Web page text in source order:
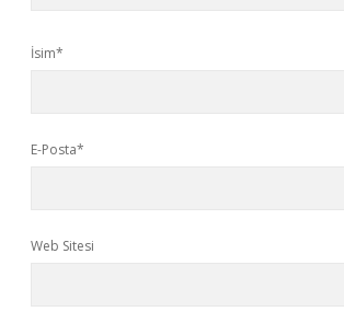
İsim*
E-Posta*
Web Sitesi